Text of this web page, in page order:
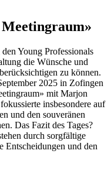
Young Professionals
die Wünsche und
zu können.
2025 in Zofingen
mit Marjon
insbesondere auf
und den souveränen
Das Fazit des Tages?
durch sorgfältige
Entscheidungen und den